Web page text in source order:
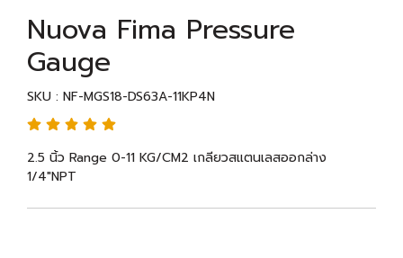
Nuova Fima Pressure
Gauge
SKU : NF-MGS18-DS63A-11KP4N
2.5 นิ้ว Range 0-11 KG/CM2 เกลียวสแตนเลสออกล่าง
1/4"NPT